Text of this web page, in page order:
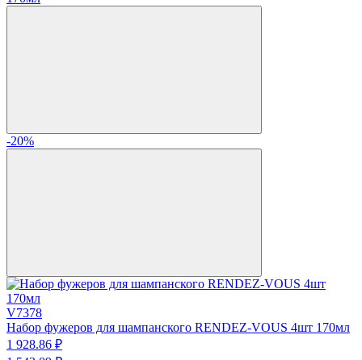
-20%
V7378
Набор фужеров для шампанского RENDEZ-VOUS 4шт 170мл
1 928.86 ₽